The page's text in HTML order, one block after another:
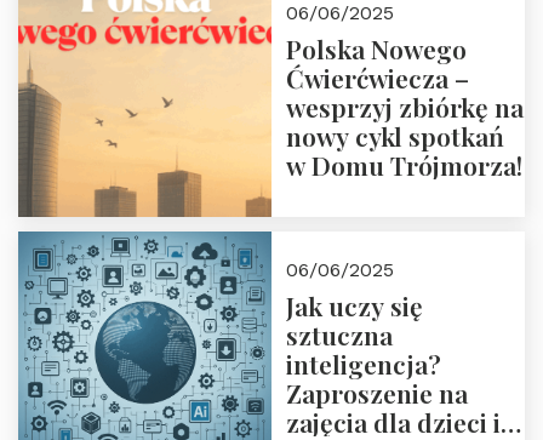
18:00
06/06/2025
Polska Nowego
Ćwierćwiecza –
wesprzyj zbiórkę na
nowy cykl spotkań
w Domu Trójmorza!
06/06/2025
Jak uczy się
sztuczna
inteligencja?
Zaproszenie na
zajęcia dla dzieci i